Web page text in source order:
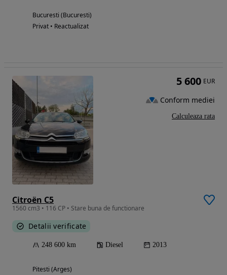
Bucuresti (Bucuresti)
Privat • Reactualizat
Citroën C5
1560 cm3 • 116 CP • Stare buna de functionare
Detalii verificate
248 600 km Diesel 2013
Pitesti (Arges)
5 600 EUR
Conform mediei
Calculeaza rata